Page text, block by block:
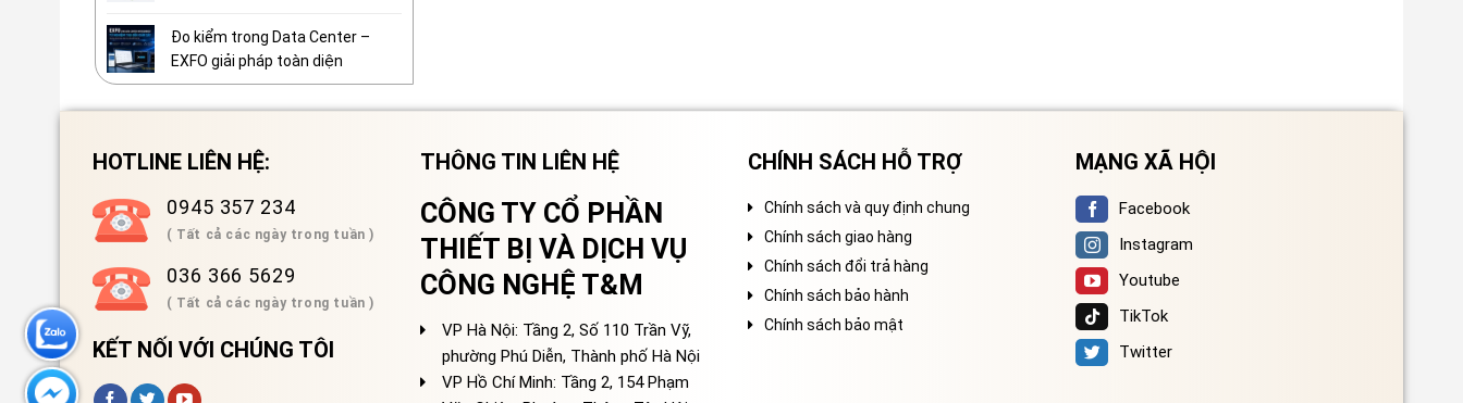
Đo kiểm trong Data Center –
EXFO giải pháp toàn diện
HOTLINE LIÊN HỆ:
0945 357 234
( Tất cả các ngày trong tuần )
036 366 5629
( Tất cả các ngày trong tuần )
KẾT NỐI VỚI CHÚNG TÔI
THÔNG TIN LIÊN HỆ
CÔNG TY CỔ PHẦN
THIẾT BỊ VÀ DỊCH VỤ
CÔNG NGHỆ T&M
VP Hà Nội: Tầng 2, Số 110 Trần Vỹ,
phường Phú Diễn, Thành phố Hà Nội
VP Hồ Chí Minh: Tầng 2, 154 Phạm
CHÍNH SÁCH HỖ TRỢ
Chính sách và quy định chung
Chính sách giao hàng
Chính sách đổi trả hàng
Chính sách bảo hành
Chính sách bảo mật
MẠNG XÃ HỘI
Facebook
Instagram
Youtube
TikTok
Twitter